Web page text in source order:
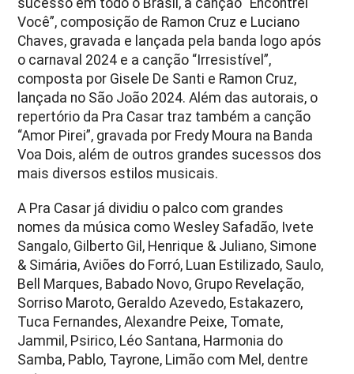
Você”, composição de Ramon Cruz e Luciano
Chaves, gravada e lançada pela banda logo após
o carnaval 2024 e a canção “Irresistível”,
composta por Gisele De Santi e Ramon Cruz,
lançada no São João 2024. Além das autorais, o
repertório da Pra Casar traz também a canção
“Amor Pirei”, gravada por Fredy Moura na Banda
Voa Dois, além de outros grandes sucessos dos
mais diversos estilos musicais.
A Pra Casar já dividiu o palco com grandes
nomes da música como Wesley Safadão, Ivete
Sangalo, Gilberto Gil, Henrique & Juliano, Simone
& Simária, Aviões do Forró, Luan Estilizado, Saulo,
Bell Marques, Babado Novo, Grupo Revelação,
Sorriso Maroto, Geraldo Azevedo, Estakazero,
Tuca Fernandes, Alexandre Peixe, Tomate,
Jammil, Psirico, Léo Santana, Harmonia do
Samba, Pablo, Tayrone, Limão com Mel, dentre